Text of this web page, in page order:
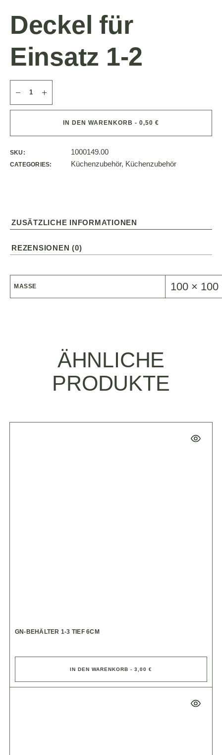
Deckel für
Einsatz 1-2
IN DEN WARENKORB - 0,50 €
SKU: 1000149.00
CATEGORIES: Küchenzubehör, Küchenzubehör
ZUSÄTZLICHE INFORMATIONEN
REZENSIONEN (0)
MASSE 100 × 100
ÄHNLICHE
PRODUKTE
GN-BEHÄLTER 1-3 TIEF 6CM
IN DEN WARENKORB - 3,00 €